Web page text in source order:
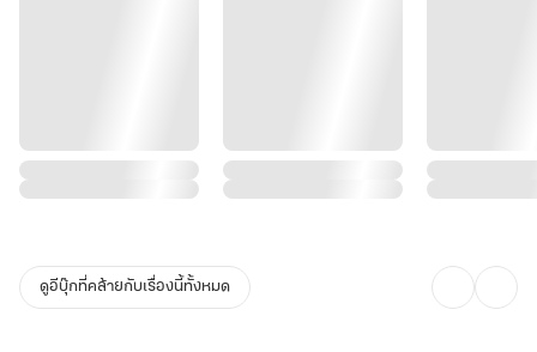
ดูอีบุ๊กที่คล้ายกับเรื่องนี้ทั้งหมด